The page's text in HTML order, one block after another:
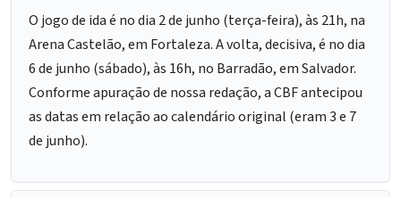
O jogo de ida é no dia 2 de junho (terça-feira), às 21h, na
Arena Castelão, em Fortaleza. A volta, decisiva, é no dia
6 de junho (sábado), às 16h, no Barradão, em Salvador.
Conforme apuração de nossa redação, a CBF antecipou
as datas em relação ao calendário original (eram 3 e 7
de junho).